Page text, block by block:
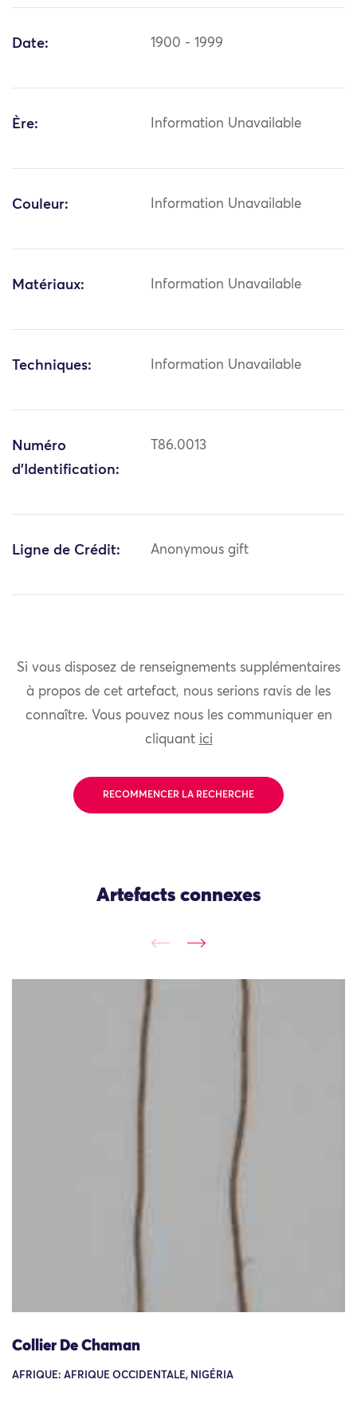
Date: 1900 - 1999
Ère: Information Unavailable
Couleur: Information Unavailable
Matériaux: Information Unavailable
Techniques: Information Unavailable
Numéro
d'Identification:
T86.0013
Ligne de Crédit: Anonymous gift
Si vous disposez de renseignements supplémentaires
à propos de cet artefact, nous serions ravis de les
connaître. Vous pouvez nous les communiquer en
cliquant ici
RECOMMENCER LA RECHERCHE
Artefacts connexes
Collier De Chaman
AFRIQUE: AFRIQUE OCCIDENTALE, NIGÉRIA